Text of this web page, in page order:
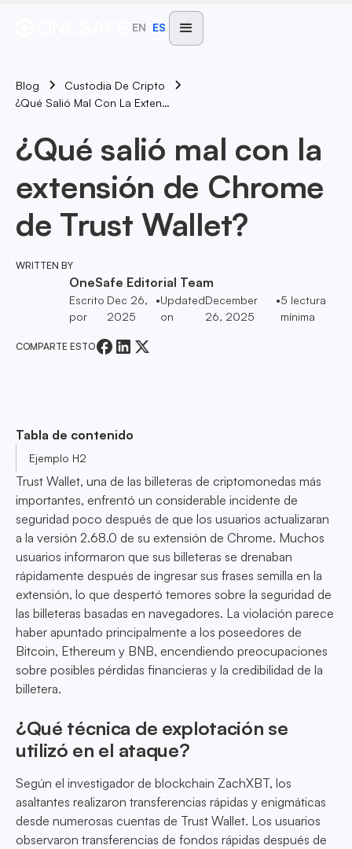
EN ES
Blog
Custodia De Cripto
¿Qué Salió Mal Con La Extensión De Chrome De Trust Wallet?
¿Qué salió mal con la
extensión de Chrome
de Trust Wallet?
WRITTEN BY
OneSafe Editorial Team
Escrito
por
Dec 26,
2025
•Updated
on
December
26, 2025
•5 lectura
mínima
COMPARTE ESTO
Tabla de contenido
Ejemplo H2
Trust Wallet, una de las billeteras de criptomonedas más
importantes, enfrentó un considerable incidente de
seguridad poco después de que los usuarios actualizaran
a la versión 2.68.0 de su extensión de Chrome. Muchos
usuarios informaron que sus billeteras se drenaban
rápidamente después de ingresar sus frases semilla en la
extensión, lo que despertó temores sobre la seguridad de
las billeteras basadas en navegadores. La violación parece
haber apuntado principalmente a los poseedores de
Bitcoin, Ethereum y BNB, encendiendo preocupaciones
sobre posibles pérdidas financieras y la credibilidad de la
billetera.
¿Qué técnica de explotación se
utilizó en el ataque?
Según el investigador de blockchain ZachXBT, los
asaltantes realizaron transferencias rápidas y enigmáticas
desde numerosas cuentas de Trust Wallet. Los usuarios
observaron transferencias de fondos rápidas después de